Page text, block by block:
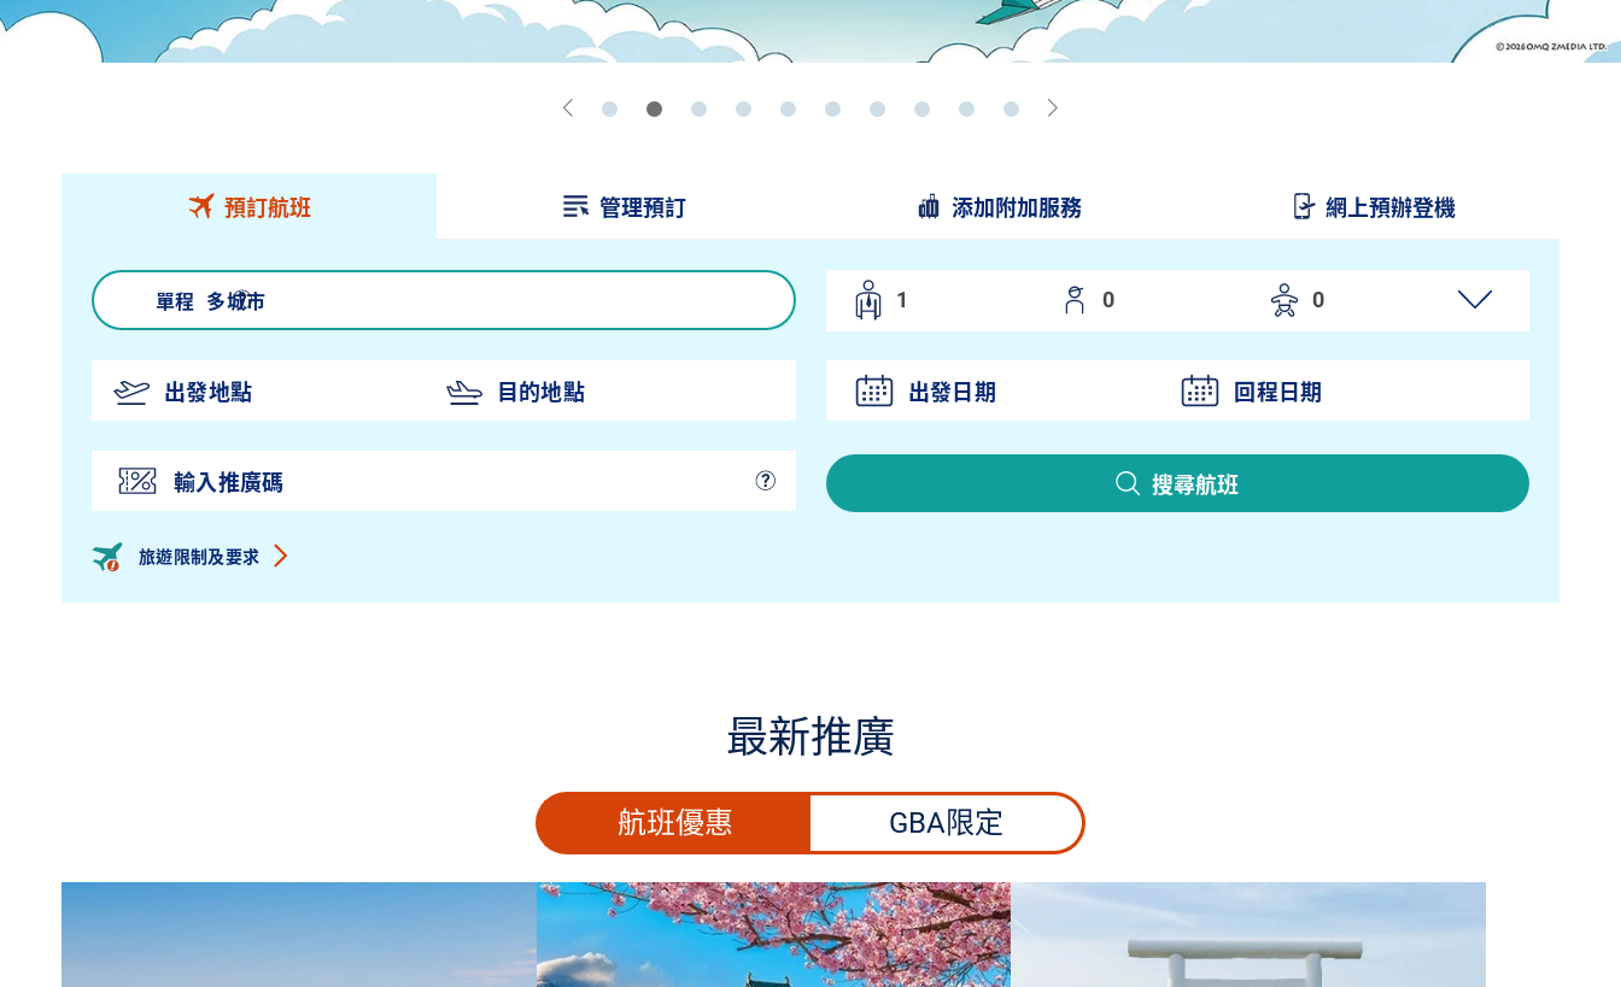
預訂航班 管理預訂 添加附加服務 網上預辦登機
單程 多城市
出發日期 回程日期
搜尋航班
旅遊限制及要求
最新推廣
航班優惠 GBA限定